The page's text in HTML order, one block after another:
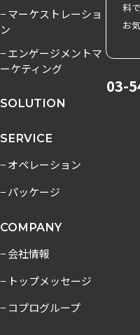
− マーケストレーショ
ン
− エンゲージメントマ
ーケティング
SOLUTION
SERVICE
− オペレーション
− パッケージ
COMPANY
− 会社情報
− トップメッセージ
− コプログループ
料で
お
03-